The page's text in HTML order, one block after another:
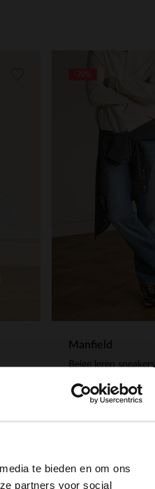
te bieden en om ons
partners voor social
Manfield
Beige leren sneakers
140.00
42.00